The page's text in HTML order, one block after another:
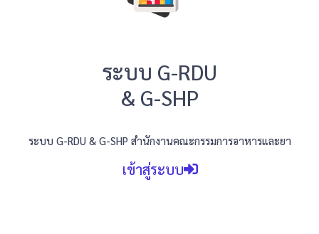
ระบบ G-RDU
& G-SHP
ระบบ G-RDU & G-SHP สำนักงานคณะกรรมการอาหารและยา
เข้าสู่ระบบ